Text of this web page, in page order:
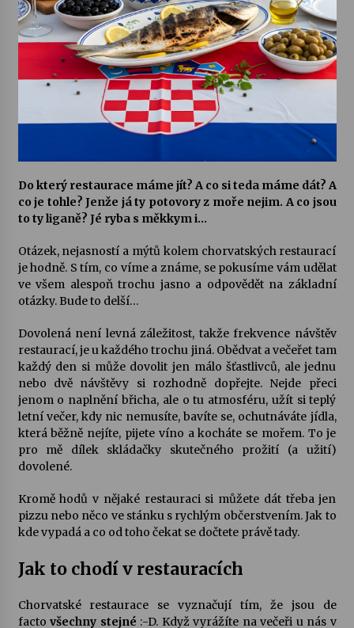
Letní koncerty ve Stromovce: Rufus Miller
22. 7. 2026
Vysočinka
17. 7. 2026
Ozvěny prázdnin
14. 7. 2026
Za kulturou kousek za Humpolec. V Želivě ožije
odkaz Josefa Čapka
13. 7. 2026
Želiv
3. 7. 2026
Petr Adamec – Malovaný svět
30. 6. 2026
Do který restaurace máme jít? A co si teda máme dát? A
co je tohle? Jenže já ty potovory z moře nejim. A co jsou
to ty liganě? Jé ryba s měkkym i…
Otázek, nejasností a mýtů kolem chorvatských restaurací
je hodně. S tím, co víme a známe, se pokusíme vám udělat
ve všem alespoň trochu jasno a odpovědět na základní
otázky. Bude to delší…
Dovolená není levná záležitost, takže frekvence návštěv
restaurací, je u každého trochu jiná. Obědvat a večeřet tam
každý den si může dovolit jen málo šťastlivců, ale jednu
nebo dvě návštěvy si rozhodně dopřejte. Nejde přeci
jenom o naplnění břicha, ale o tu atmosféru, užít si teplý
letní večer, kdy nic nemusíte, bavíte se, ochutnáváte jídla,
která běžně nejíte, pijete víno a kocháte se mořem. To je
pro mě dílek skládačky skutečného prožití (a užití)
dovolené.
Kromě hodů v nějaké restauraci si můžete dát třeba jen
pizzu nebo něco ve stánku s rychlým občerstvením. Jak to
kde vypadá a co od toho čekat se dočtete právě tady.
Jak to chodí v restauracích
Chorvatské restaurace se vyznačují tím, že jsou de
facto všechny stejné :-D. Když vyrážíte na večeři u nás v